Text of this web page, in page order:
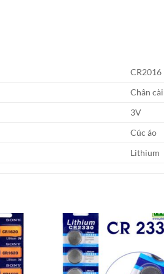
CR2016
Chân cài
3V
Cúc áo
Lithium